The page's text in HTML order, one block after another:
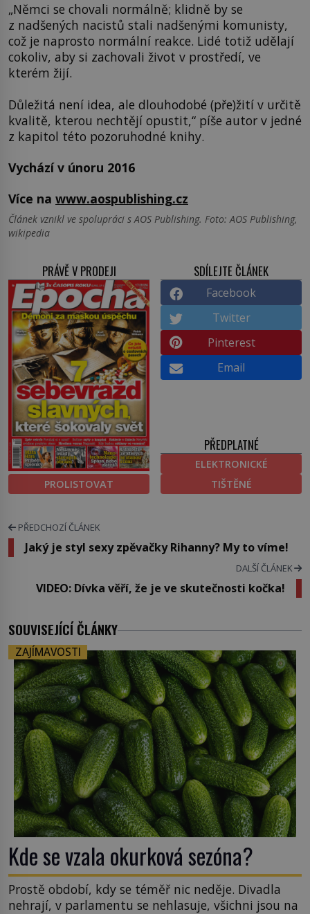
„Němci se chovali normálně; klidně by se
z nadšených nacistů stali nadšenými komunisty,
což je naprosto normální reakce. Lidé totiž udělají
cokoliv, aby si zachovali život v prostředí, ve
kterém žijí.
Důležitá není idea, ale dlouhodobé (pře)žití v určitě
kvalitě, kterou nechtějí opustit,“ píše autor v jedné
z kapitol této pozoruhodné knihy.
Vychází v únoru 2016
Více na www.aospublishing.cz
Článek vznikl ve spolupráci s AOS Publishing. Foto: AOS Publishing,
wikipedia
PRÁVĚ V PRODEJI
PROLISTOVAT
SDÍLEJTE ČLÁNEK
Facebook
Twitter
Pinterest
Email
PŘEDPLATNÉ
ELEKTRONICKÉ
TIŠTĚNÉ
PŘEDCHOZÍ ČLÁNEK
Jaký je styl sexy zpěvačky Rihanny? My to víme!
DALŠÍ ČLÁNEK
VIDEO: Dívka věří, že je ve skutečnosti kočka!
SOUVISEJÍCÍ ČLÁNKY
ZAJÍMAVOSTI
Kde se vzala okurková sezóna?
Prostě období, kdy se téměř nic neděje. Divadla
nehrají, v parlamentu se nehlasuje, všichni jsou na